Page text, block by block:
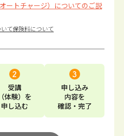
ートチャージ）についてのご説
て保険料について
受講
（体験） を
申し込む
申し込み
内容を
確認・完了